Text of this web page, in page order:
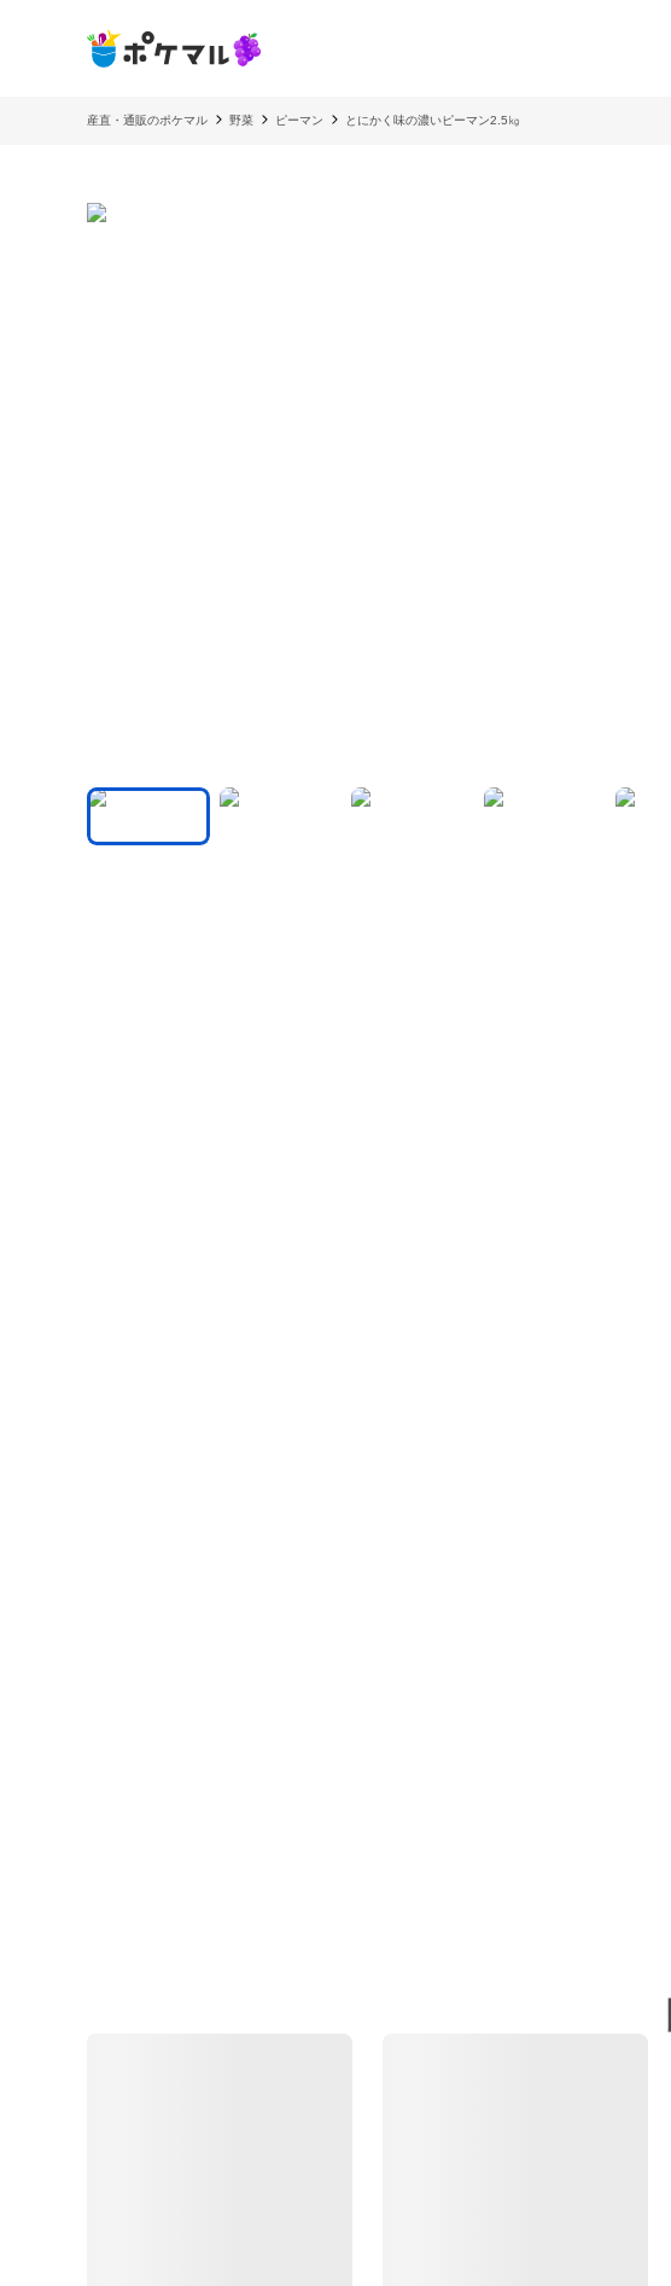
産直・通販のポケマル 野菜 ピーマン とにかく味の濃いピーマン2.5㎏